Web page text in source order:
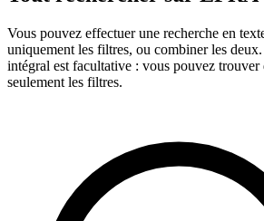
Vous pouvez effectuer une recherche en
uniquement les filtres, ou combiner les
intégral est facultative : vous pouvez trouver
seulement les filtres.